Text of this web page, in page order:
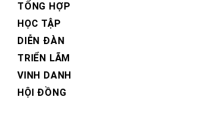
TỔNG HỢP
HỌC TẬP
DIỄN ĐÀN
TRIỂN LÃM
VINH DANH
HỘI ĐỒNG